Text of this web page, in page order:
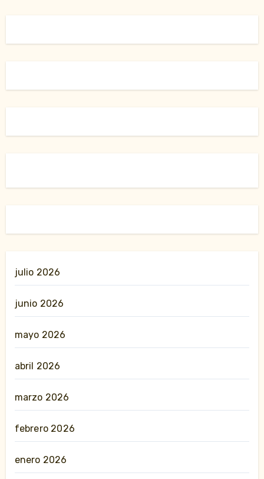
julio 2026
junio 2026
mayo 2026
abril 2026
marzo 2026
febrero 2026
enero 2026